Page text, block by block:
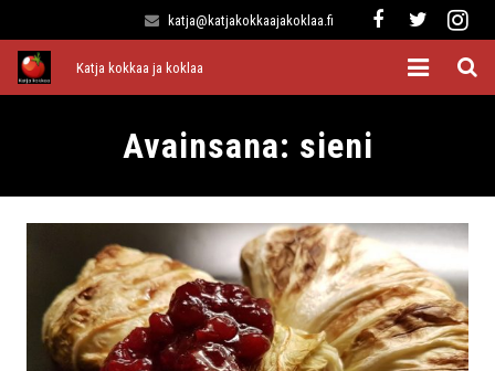
katja@katjakokkaajakoklaa.fi
Katja kokkaa ja koklaa
Pääruoat
Lisukkeet
Jälkiruoat
Avainsana: sieni